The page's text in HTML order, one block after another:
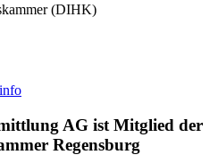
(DIHK)
AG ist Mitglied der
Regensburg